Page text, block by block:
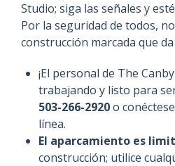
Studio; siga las señales y
Por la seguridad de todos,
construcción marcada que da
¡El personal de The
trabajando y listo para
503-266-2920o
línea.
El aparcamiento es
construcción; utilice